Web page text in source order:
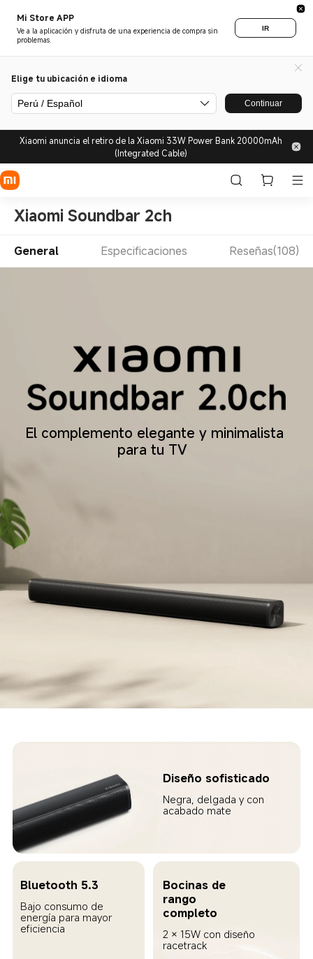
Mi Store APP
Ve a la aplicación y disfruta de una experiencia de compra sin
problemas.
IR
Elige tu ubicación e idioma
Perú / Español Continuar
Xiaomi anuncia el retiro de la Xiaomi 33W Power Bank 20000mAh
(Integrated Cable)
Xiaomi Soundbar 2ch
General Especificaciones Reseñas(108)
El complemento elegante y minimalista
para tu TV
Diseño sofisticado
Negra, delgada y con
acabado mate
Bluetooth 5.3
Bajo consumo de
energía para mayor
eficiencia
Bocinas de
rango
completo
2 × 15W con diseño
racetrack